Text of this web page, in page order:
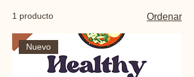
1 producto Ordenar
Nuevo